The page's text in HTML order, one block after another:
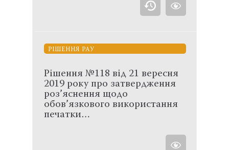
РІШЕННЯ РАУ
Рішення №118 від 21 вересня
2019 року про затвердження
роз’яснення щодо
обов’язкового використання
печатки…